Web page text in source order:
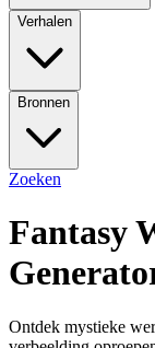
Verhalen
Bronnen
Zoeken
Fantasy
Ontdek mystieke